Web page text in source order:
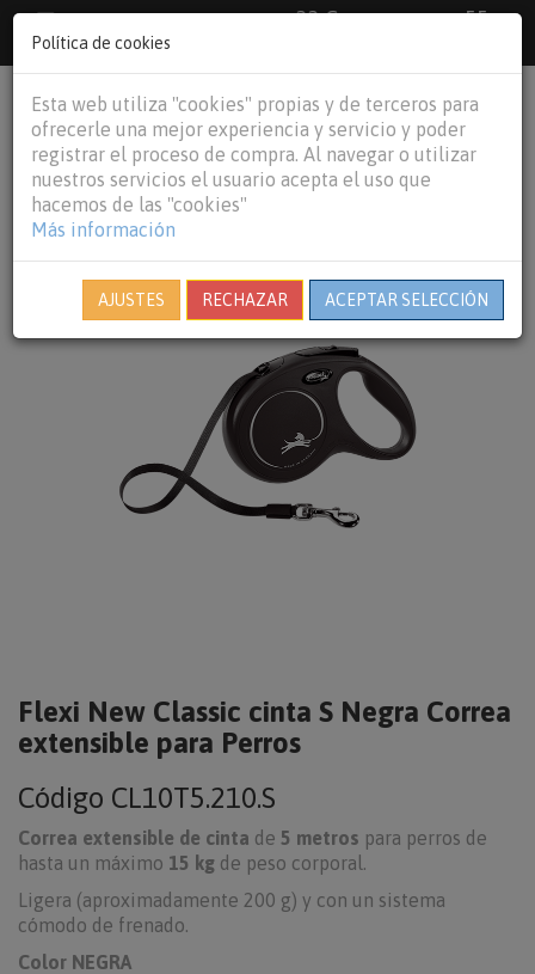
33 €
55
€Baleares y
person shopping_cart
Flexi New Classic cinta S Negra Correa
extensible para Perros
Código CL10T5.210.S
Correa extensible de cinta de 5 metros para perros de
hasta un máximo 15 kg de peso corporal.
Ligera (aproximadamente 200 g) y con un sistema
cómodo de frenado.
Color NEGRA
Política de cookies
Esta web utiliza "cookies" propias y de terceros para
ofrecerle una mejor experiencia y servicio y poder
registrar el proceso de compra. Al navegar o utilizar
nuestros servicios el usuario acepta el uso que
hacemos de las "cookies"
Más información
AJUSTES RECHAZAR ACEPTAR SELECCIÓN